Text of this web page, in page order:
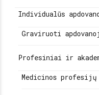
Individualūs
Graviruoti
Profesiniai ir
Medicinos profesijų